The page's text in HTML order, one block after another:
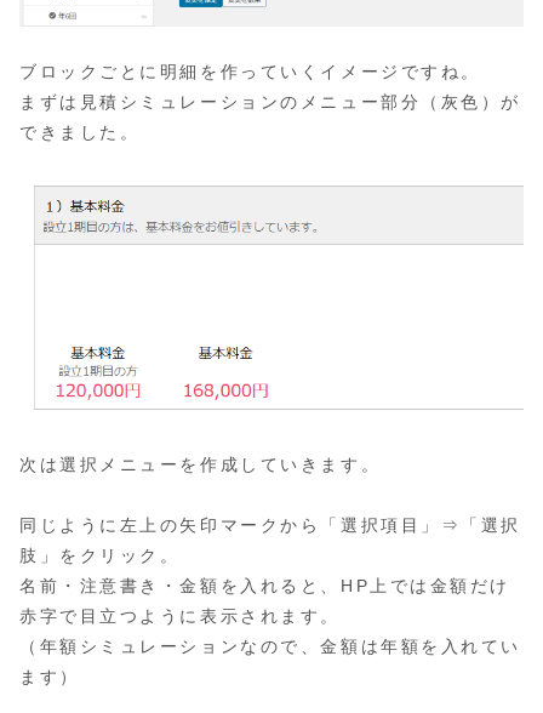
ブロックごとに明細を作っていくイメージですね。
まずは見積シミュレーションのメニュー部分（灰色）が
できました。
次は選択メニューを作成していきます。
同じように左上の矢印マークから「選択項目」⇒「選択
肢」をクリック。
名前・注意書き・金額を入れると、HP上では金額だけ
赤字で目立つように表示されます。
（年額シミュレーションなので、金額は年額を入れてい
ます）